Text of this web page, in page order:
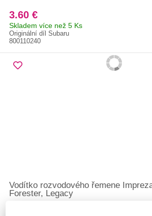
3.60 €
Skladem více než 5 Ks
Originální díl Subaru
800110240
Vodítko rozvodového řemene
Forester, Legacy